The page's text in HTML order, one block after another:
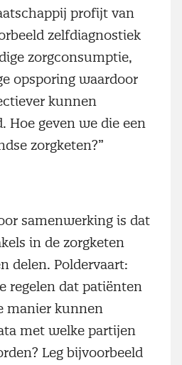
profijt van
zelfdiagnostiek
zorgconsumptie,
opsporing waardoor
kunnen
Hoe geven we die een
zorgketen?”
samenwerking is dat
in de zorgketen
delen. Poldervaart:
regelen dat patiënten
manier kunnen
met welke partijen
Leg bijvoorbeeld